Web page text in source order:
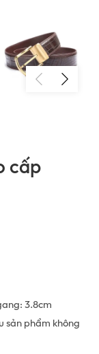
cấp
3.8cm
sản phẩm không